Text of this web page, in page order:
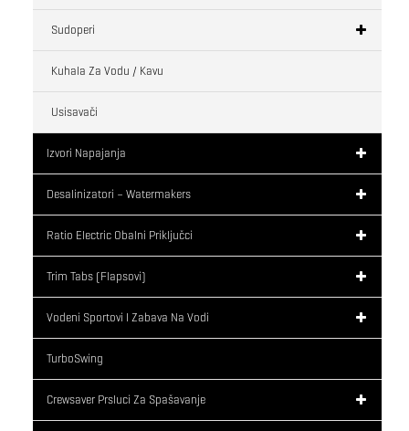
Sudoperi
Kuhala Za Vodu / Kavu
Usisavači
Izvori Napajanja
Desalinizatori – Watermakers
Ratio Electric Obalni Priključci
Trim Tabs (flapsovi)
Vodeni Sportovi I Zabava Na Vodi
TurboSwing
Crewsaver Prsluci Za Spašavanje